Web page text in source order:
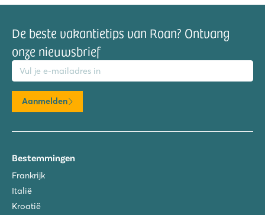
De beste vakantietips van Roan? Ontvang
onze nieuwsbrief
Aanmelden
Bestemmingen
Frankrijk
Italië
Kroatië